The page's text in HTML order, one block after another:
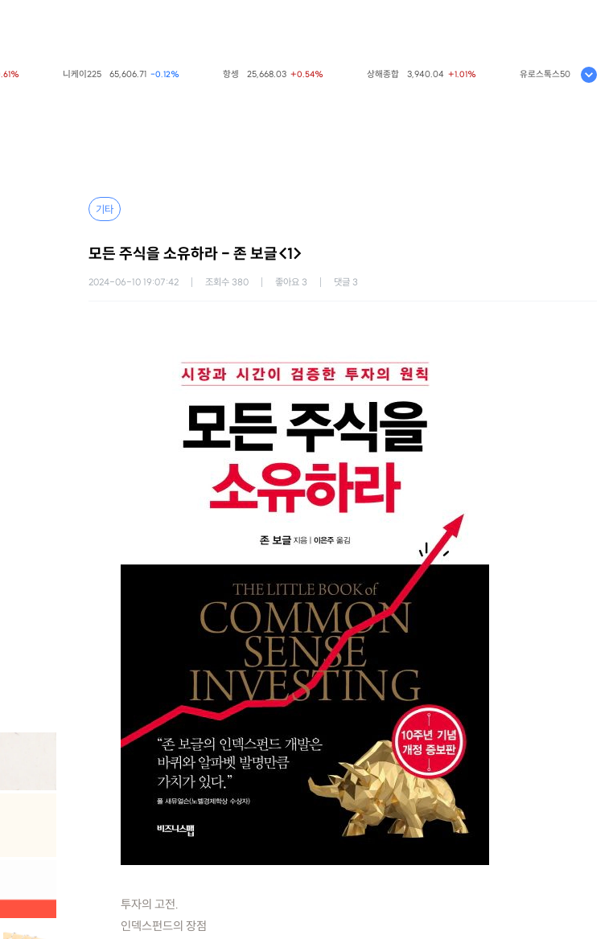
니케이225 65,606.71 -0.12% 25,668.03 +0.54% 상해종합 3,940.04 +1.01% 유로스톡스50 6,523.86
기타
모든 주식을 소유하라 - 존 보글<1>
2024-06-10 19:07:42 조회수 380 좋아요 3 댓글 3
투자의 고전.
인덱스펀드의 장점